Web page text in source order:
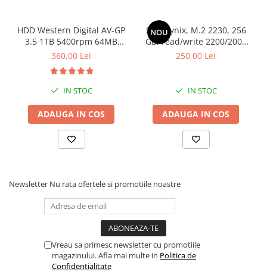
Hard Disk-uri & SSD-uri externe
Accesorii UPS-uri
Statii GRAFICE
Statii GRAFICE NOI
Tonere
Accesorii Printing
Imprimante de format mare
HDD Western Digital AV-GP
3.5 1TB 5400rpm 64MB
SATA3 (WD10EURX)
360,00 Lei
IN STOC
ADAUGA IN COS
NOU
SSD Hynix, M.2 2230, 256
GB, read/write 2200/2000
MB/s, bulk
250,00 Lei
IN STOC
ADAUGA IN COS
Newsletter Nu rata ofertele si promotiile noastre
Vreau sa primesc newsletter cu promotiile
magazinului. Afla mai multe in Politica de
Confidentialitate